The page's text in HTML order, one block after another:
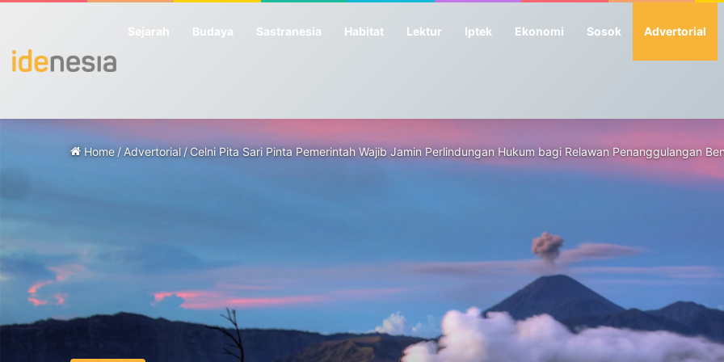
Sejarah Budaya Sastranesia Habitat Lektur Iptek Ekonomi Sosok Advertorial
Home / Advertorial /Celni Pita Sari Pinta Pemerintah Wajib Jamin Perlindungan Hukum bagi Relawan Penanggulangan